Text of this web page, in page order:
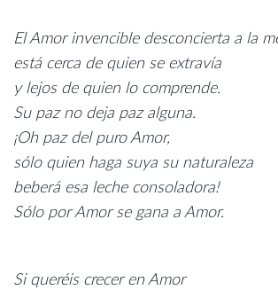
El Amor invencible desconcierta a la
está cerca de quien se extravía
y lejos de quien lo comprende.
Su paz no deja paz alguna.
¡Oh paz del puro Amor,
sólo quien haga suya su naturaleza
beberá esa leche consoladora!
Sólo por Amor se gana a Amor.
Si queréis crecer en Amor